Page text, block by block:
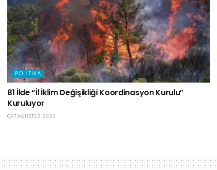
POLITIKA
81 İlde “İl İklim Değişikliği Koordinasyon Kurulu”
Kuruluyor
7 AĞUSTOS 2026